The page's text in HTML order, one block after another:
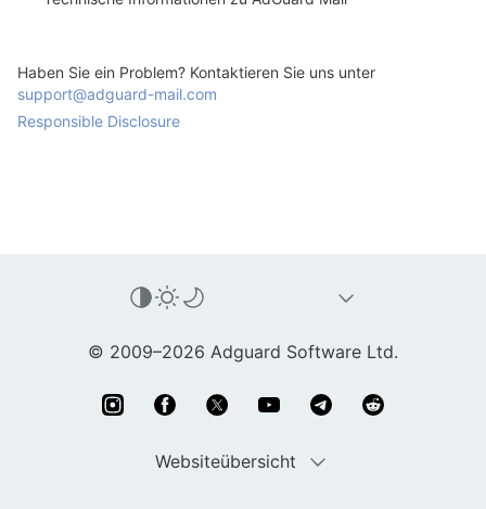
Haben Sie ein Problem? Kontaktieren Sie uns unter
support@adguard-mail.com
Responsible Disclosure
© 2009–2026 Adguard Software Ltd.
Websiteübersicht